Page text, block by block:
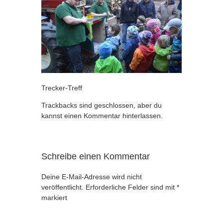
Trecker-Treff
Trackbacks sind geschlossen, aber du
kannst einen Kommentar hinterlassen
Schreibe einen Kommentar
Deine E-Mail-Adresse wird nicht
veröffentlicht. Erforderliche Felder sind mit *
markiert